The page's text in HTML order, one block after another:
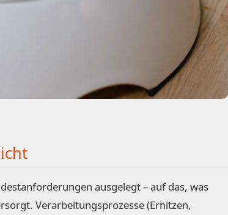
ausgelegt – auf das, was
Verarbeitungsprozesse (Erhitzen,